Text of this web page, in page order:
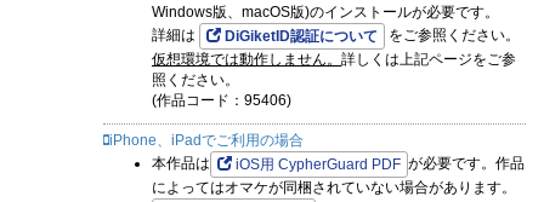
Windows版、macOS版)のインストールが必要です。
詳細は
DiGiketID認証について
をご参照ください。
仮想環境では動作しません。 詳しくは上記ページをご参
照ください。
(作品コード：95406)
iPhone、iPadでご利用の場合
本作品は
iOS用 CypherGuard PDF が必要です。作品
によってはオマケが同梱されていない場合があります。